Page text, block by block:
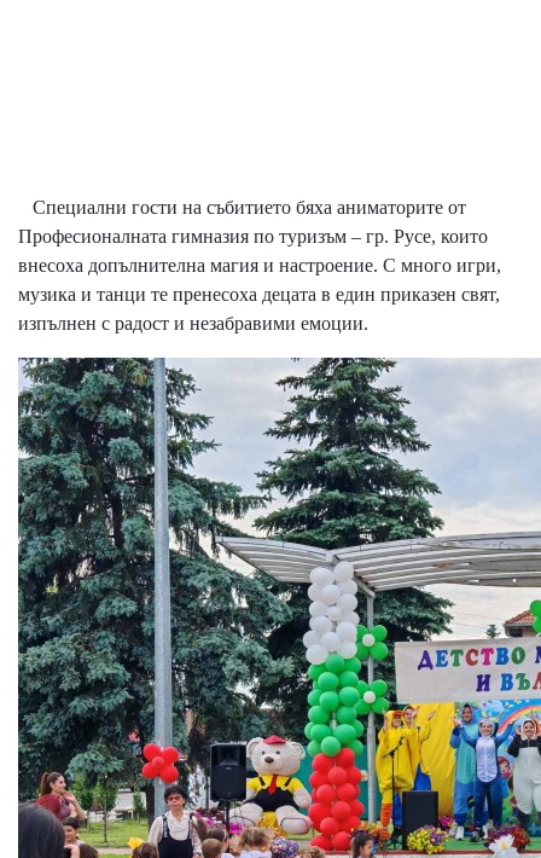
Специални гости на събитието бяха аниматорите от
Професионалната гимназия по туризъм – гр. Русе, които
внесоха допълнителна магия и настроение. С много игри,
музика и танци те пренесоха децата в един приказен свят,
изпълнен с радост и незабравими емоции.